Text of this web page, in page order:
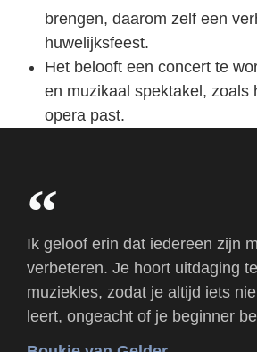
brengen, daarom zelf een
huwelijksfeest.
Het belooft een concert te
en muzikaal spektakel, zoals
opera past.
Ik geloof erin dat iedereen zijn
verbeteren. Je hoort uitdaging
muziekles, zodat je altijd iets
leert, ongeacht of je beginner